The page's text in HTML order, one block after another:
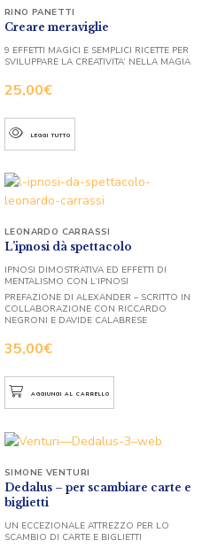
Creare meraviglie
25,00€
RINO PANETTI
9 EFFETTI MAGICI E SEMPLICI RICETTE PER
SVILUPPARE LA CREATIVITA’ NELLA MAGIA
LEGGI TUTTO
L’ipnosi dà spettacolo
35,00€
LEONARDO CARRASSI
IPNOSI DIMOSTRATIVA ED EFFETTI DI
MENTALISMO CON L’IPNOSI
PREFAZIONE DI ALEXANDER – SCRITTO IN
COLLABORAZIONE CON RICCARDO
NEGRONI E DAVIDE CALABRESE
AGGIUNGI AL CARRELLO
Dedalus – per scambiare carte e
biglietti
SIMONE VENTURI
UN ECCEZIONALE ATTREZZO PER LO
SCAMBIO DI CARTE E BIGLIETTI